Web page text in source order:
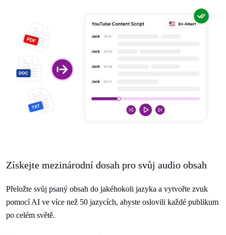
Získejte mezinárodní dosah pro svůj audio obsah
Přeložte svůj psaný obsah do jakéhokoli jazyka a vytvořte zvuk
pomocí AI ve více než 50 jazycích, abyste oslovili každé publikum
po celém světě.